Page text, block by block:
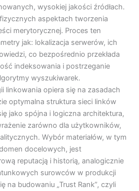
wysokiej jakości źródłach.
aspektach tworzenia
merytorycznej. Proces ten
jak: lokalizacja serwerów, ich
co bezpośrednio przekłada
indeksowania i postrzeganie
wyszukiwarek.
linkowania opiera się na zasadach
optymalna struktura sieci linków
jako spójna i logiczna architektura,
zarówno dla użytkowników,
Wybór materiałów, w tym
docelowych, jest
reputacją i historią, analogicznie
surowców w produkcji
na budowaniu „Trust Rank”, czyli